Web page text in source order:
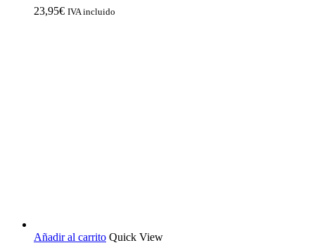
23,95€ IVA incluido
Añadir al carrito Quick View